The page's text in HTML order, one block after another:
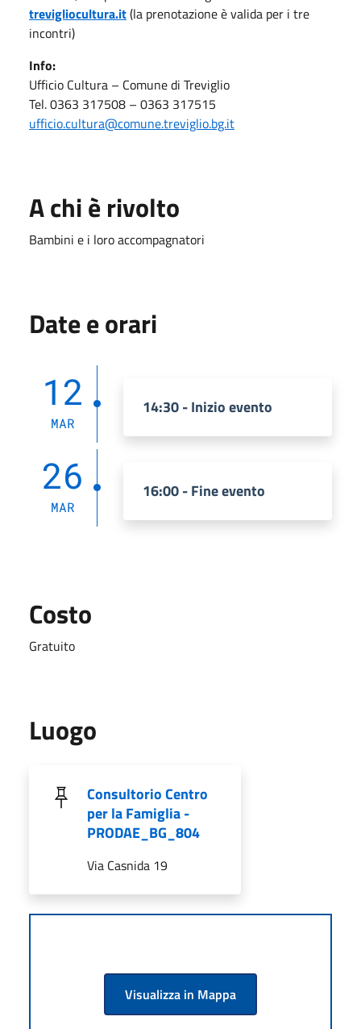
trevigliocultura.it(la prenotazione è valida per i tre
incontri)
Info:
Ufficio Cultura – Comune di Treviglio
Tel. 0363 317508 – 0363 317515
ufficio.cultura@comune.treviglio.bg.it
A chi è rivolto
Bambini e i loro accompagnatori
Date e orari
12
MAR
14:30 - Inizio evento
26
MAR
16:00 - Fine evento
Costo
Gratuito
Luogo
Consultorio Centro
per la Famiglia -
PRODAE_BG_804
Via Casnida 19
Visualizza in Mappa